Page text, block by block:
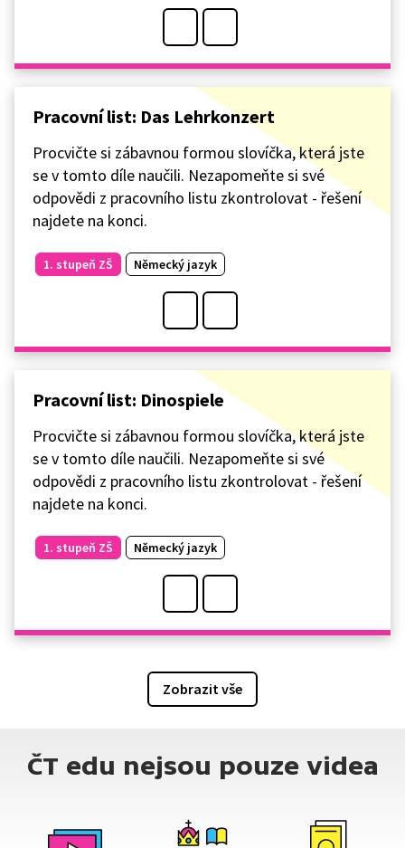
Pracovní list: Das Lehrkonzert
Procvičte si zábavnou formou slovíčka, která jste
se v tomto díle naučili. Nezapomeňte si své
odpovědi z pracovního listu zkontrolovat - řešení
najdete na konci.
1. stupeň ZŠ Německý jazyk
Pracovní list: Dinospiele
Procvičte si zábavnou formou slovíčka, která jste
se v tomto díle naučili. Nezapomeňte si své
odpovědi z pracovního listu zkontrolovat - řešení
najdete na konci.
1. stupeň ZŠ Německý jazyk
Zobrazit vše
ČT edu nejsou pouze videa